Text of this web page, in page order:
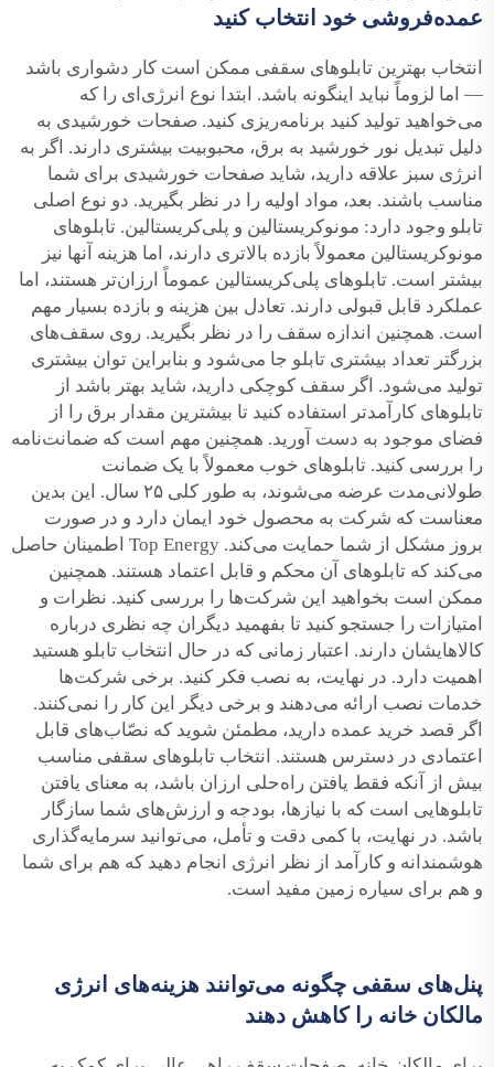
عمده‌فروشی خود انتخاب کنید
انتخاب بهترین تابلوهای سقفی ممکن است کار دشواری باشد
— اما لزوماً نباید اینگونه باشد. ابتدا نوع انرژی‌ای را که
می‌خواهید تولید کنید برنامه‌ریزی کنید. صفحات خورشیدی به
دلیل تبدیل نور خورشید به برق، محبوبیت بیشتری دارند. اگر به
انرژی سبز علاقه دارید، شاید صفحات خورشیدی برای شما
مناسب باشند. بعد، مواد اولیه را در نظر بگیرید. دو نوع اصلی
تابلو وجود دارد: مونوکریستالین و پلی‌کریستالین. تابلوهای
مونوکریستالین معمولاً بازده بالاتری دارند، اما هزینه آنها نیز
بیشتر است. تابلوهای پلی‌کریستالین عموماً ارزان‌تر هستند، اما
عملکرد قابل قبولی دارند. تعادل بین هزینه و بازده بسیار مهم
است. همچنین اندازه سقف را در نظر بگیرید. روی سقف‌های
بزرگتر تعداد بیشتری تابلو جا می‌شود و بنابراین توان بیشتری
تولید می‌شود. اگر سقف کوچکی دارید، شاید بهتر باشد از
تابلوهای کارآمدتر استفاده کنید تا بیشترین مقدار برق را از
فضای موجود به دست آورید. همچنین مهم است که ضمانت‌نامه
را بررسی کنید. تابلوهای خوب معمولاً با یک ضمانت
طولانی‌مدت عرضه می‌شوند، به طور کلی ۲۵ سال. این بدین
معناست که شرکت به محصول خود ایمان دارد و در صورت
بروز مشکل از شما حمایت می‌کند. Top Energy اطمینان حاصل
می‌کند که تابلوهای آن محکم و قابل اعتماد هستند. همچنین
ممکن است بخواهید این شرکت‌ها را بررسی کنید. نظرات و
امتیازات را جستجو کنید تا بفهمید دیگران چه نظری درباره
کالاهایشان دارند. اعتبار زمانی که در حال انتخاب تابلو هستید
اهمیت دارد. در نهایت، به نصب فکر کنید. برخی شرکت‌ها
خدمات نصب ارائه می‌دهند و برخی دیگر این کار را نمی‌کنند.
اگر قصد خرید عمده دارید، مطمئن شوید که نصّاب‌های قابل
اعتمادی در دسترس هستند. انتخاب تابلوهای سقفی مناسب
بیش از آنکه فقط یافتن راه‌حلی ارزان باشد، به معنای یافتن
تابلوهایی است که با نیازها، بودجه و ارزش‌های شما سازگار
باشد. در نهایت، با کمی دقت و تأمل، می‌توانید سرمایه‌گذاری
هوشمندانه و کارآمد از نظر انرژی انجام دهید که هم برای شما
و هم برای سیاره زمین مفید است.
پنل‌های سقفی چگونه می‌توانند هزینه‌های انرژی
مالکان خانه را کاهش دهند